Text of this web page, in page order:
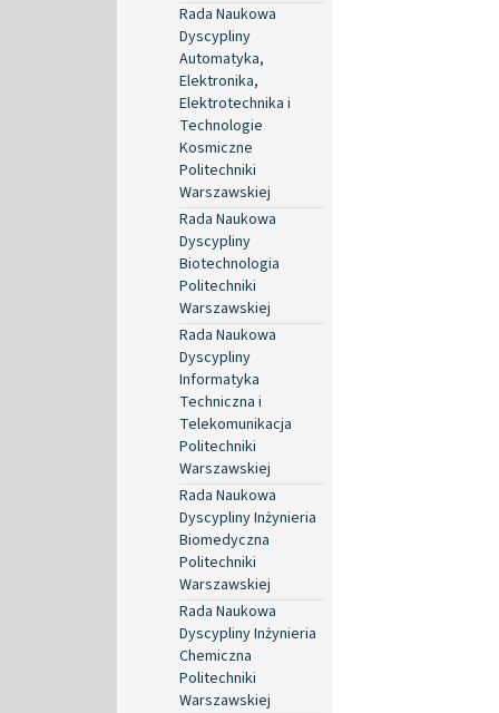
Rada Naukowa
Dyscypliny
Automatyka,
Elektronika,
Elektrotechnika i
Technologie
Kosmiczne
Politechniki
Warszawskiej
Rada Naukowa
Dyscypliny
Biotechnologia
Politechniki
Warszawskiej
Rada Naukowa
Dyscypliny
Informatyka
Techniczna i
Telekomunikacja
Politechniki
Warszawskiej
Rada Naukowa
Dyscypliny Inżynieria
Biomedyczna
Politechniki
Warszawskiej
Rada Naukowa
Dyscypliny Inżynieria
Chemiczna
Politechniki
Warszawskiej